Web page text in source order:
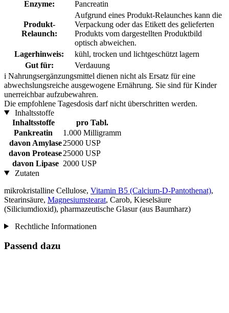
Enzyme: Pancreatin
Produkt-
Relaunch:
Aufgrund eines Produkt-Relaunches kann die
Verpackung oder das Etikett des gelieferten
Produkts vom dargestellten Produktbild
optisch abweichen.
Lagerhinweis:
kühl, trocken und lichtgeschützt lagern
Gut für:
Verdauung
i Nahrungsergänzungsmittel dienen nicht als Ersatz für eine
abwechslungsreiche ausgewogene Ernährung. Sie sind für Kinder
unerreichbar aufzubewahren.
Die empfohlene Tagesdosis darf nicht überschritten werden.
Inhaltsstoffe
Inhaltsstoffe
pro Tabl.
Pankreatin
1.000 Milligramm
davon Amylase 25000 USP
davon Protease25000 USP
davon Lipase 2000 USP
Zutaten
mikrokristalline Cellulose, Vitamin B5 (Calcium-D-Pantothenat),
Stearinsäure, Magnesiumstearat, Carob, Kieselsäure
(Siliciumdioxid), pharmazeutische Glasur (aus Baumharz)
Rechtliche Informationen
Passend dazu